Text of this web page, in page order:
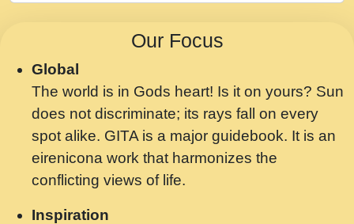
Chahe Ram Ho Chahe Shyam Ho.mp3
मझ अपन जवन बनन न आय, रठ हर क मनन न आय
Shri ravinandan shastri ji maharaj.mp3
मन अशांत मंत्र जाप - गीता प्रेरणा -Swami
Gyananand Ji Maharaj.mp3
मन बध लय परम वल कगन Special Shyam
Saawariya.mp3
Our Focus
Global
The world is in Gods heart! Is it on yours? Sun
does not discriminate; its rays fall on every
spot alike. GITA is a major guidebook. It is an
eirenicona work that harmonizes the
conflicting views of life.
Inspiration